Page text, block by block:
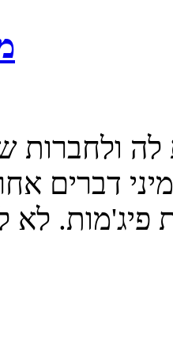
ולחברות
דברים